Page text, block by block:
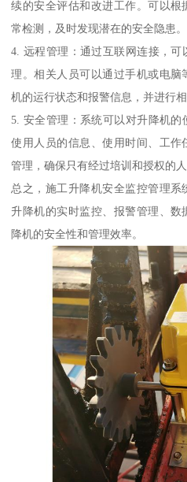
续的安全评估和改进工作。可以
常检测，及时发现潜在的安全隐患。
4. 远程管理：通过互联网连接，
理。相关人员可以通过手机或电
机的运行状态和报警信息，并进行相
5. 安全管理：系统可以对升降机
使用人员的信息、使用时间、工
管理，确保只有经过培训和授权的
总之，施工升降机安全监控管理
升降机的实时监控、报警管理、
降机的安全性和管理效率。